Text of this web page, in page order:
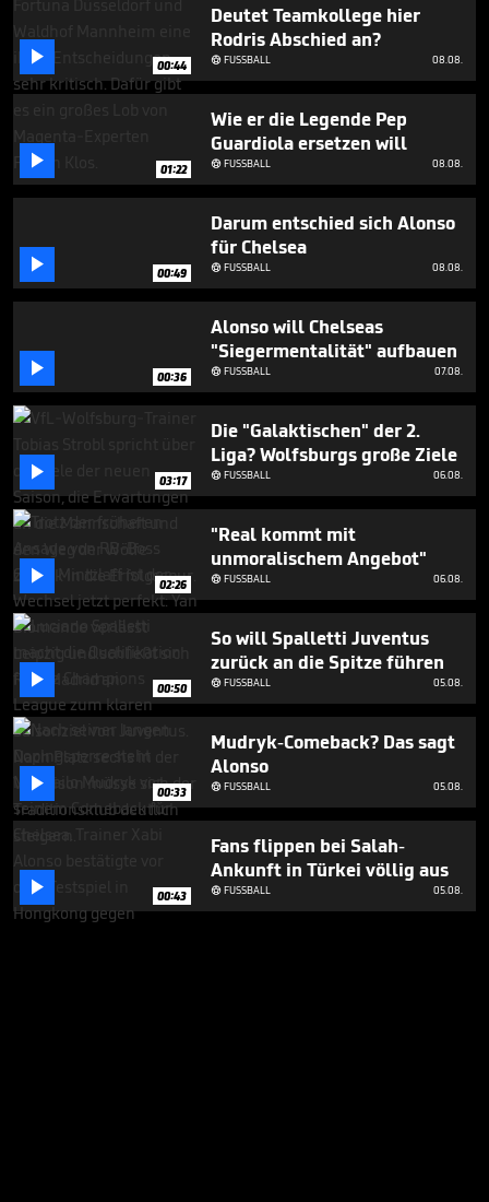
37
seconds
 00:44
Deutet Teamkollege hier
Rodris Abschied an?
FUSSBALL 08.08.
 01:22
Wie er die Legende Pep
Guardiola ersetzen will
FUSSBALL 08.08.
 00:49
Darum entschied sich Alonso
für Chelsea
FUSSBALL 08.08.
 00:36
Alonso will Chelseas
"Siegermentalität" aufbauen
FUSSBALL 07.08.
 03:17
Die "Galaktischen" der 2.
Liga? Wolfsburgs große Ziele
FUSSBALL 06.08.
 02:26
"Real kommt mit
unmoralischem Angebot"
FUSSBALL 06.08.
 00:50
So will Spalletti Juventus
zurück an die Spitze führen
FUSSBALL 05.08.
 00:33
Mudryk-Comeback? Das sagt
Alonso
FUSSBALL 05.08.
 00:43
Fans flippen bei Salah-
Ankunft in Türkei völlig aus
FUSSBALL 05.08.